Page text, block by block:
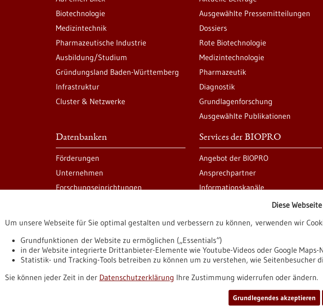
Biotechnologie
Medizintechnik
Pharmazeutische Industrie
Ausbildung/Studium
Gründungsland Baden-Württemberg
Infrastruktur
Cluster & Netzwerke
Ausgewählte Pressemitteilungen
Dossiers
Rote Biotechnologie
Medizintechnologie
Pharmazeutik
Diagnostik
Grundlagenforschung
Ausgewählte Publikationen
Datenbanken
Förderungen
Unternehmen
Forschungseinrichtungen
Services der BIOPRO
Angebot der BIOPRO
Ansprechpartner
Informationskanäle
Informiert bleiben Newsletter abonnieren
Diese
Um unsere Webseite für Sie optimal gestalten und verbessern zu können, verwenden wir
Grundfunktionen der Website zu ermöglichen („Essentials“)
in der Website integrierte Drittanbieter-Elemente wie Youtube-Videos oder Google
Statistik- und Tracking-Tools betreiben zu können um zu verstehen, wie Seitenbesucher
Sie können jeder Zeit in der Datenschutzerklärung Ihre Zustimmung widerrufen oder ändern.
Grundlegendes akzeptieren